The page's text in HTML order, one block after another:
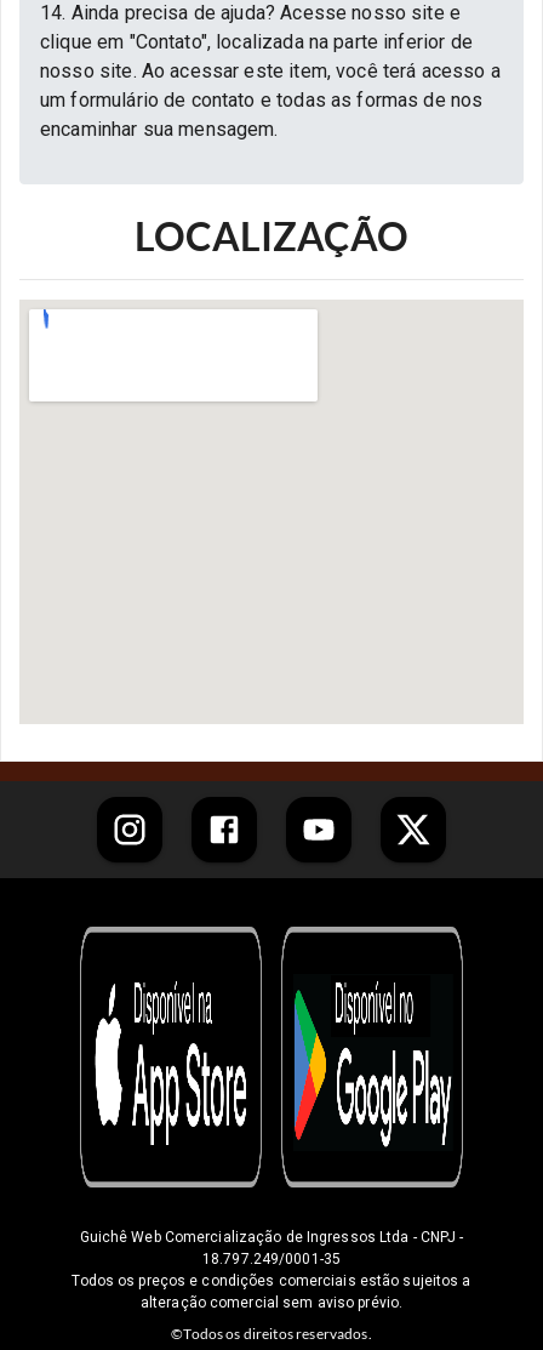
14. Ainda precisa de ajuda? Acesse nosso site e
clique em "Contato", localizada na parte inferior de
nosso site. Ao acessar este item, você terá acesso a
um formulário de contato e todas as formas de nos
encaminhar sua mensagem.
LOCALIZAÇÃO
Guichê Web Comercialização de Ingressos Ltda - CNPJ -
18.797.249/0001-35
Todos os preços e condições comerciais estão sujeitos a
alteração comercial sem aviso prévio.
©Todos os direitos reservados.